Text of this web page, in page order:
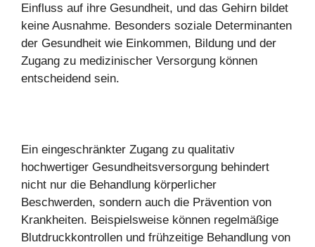
Einfluss auf ihre Gesundheit, und das Gehirn bildet
keine Ausnahme. Besonders soziale Determinanten
der Gesundheit wie Einkommen, Bildung und der
Zugang zu medizinischer Versorgung können
entscheidend sein.
Ein eingeschränkter Zugang zu qualitativ
hochwertiger Gesundheitsversorgung behindert
nicht nur die Behandlung körperlicher
Beschwerden, sondern auch die Prävention von
Krankheiten. Beispielsweise können regelmäßige
Blutdruckkontrollen und frühzeitige Behandlung von